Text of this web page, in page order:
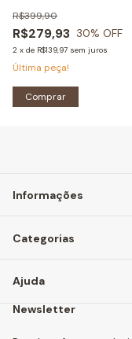
R$279,93
R$399,90
30% OFF
2 x de R$139,97 sem juros
Última peça!
Comprar
Informações
Categorias
Ajuda
Newsletter